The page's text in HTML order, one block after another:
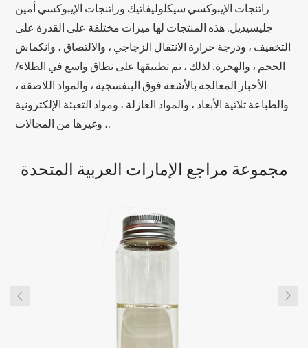
راتنجات الإيبوكسي سيكلوليفاتيك وراتنجات الإيبوكسي أمين
جليسيديل. هذه المنتجات لها ميزات مختلفة على القدرة على
التخفيف ، ودرجة حرارة الانتقال الزجاجي ، والالتصاق ، وانكماش
الحجم ، والهجرة. لذلك ، تم تطبيقها على نطاق واسع في الطلاء/
الأحبار المعالجة بالأشعة فوق البنفسجية ، والمواد اللاصقة ،
والطباعة ثلاثية الأبعاد ، والمواد العازلة ، ومواد التعبئة الإلكترونية
، وغيرها من المجالات.
مجموعة مراجع الإمارات العربية المتحدة
 